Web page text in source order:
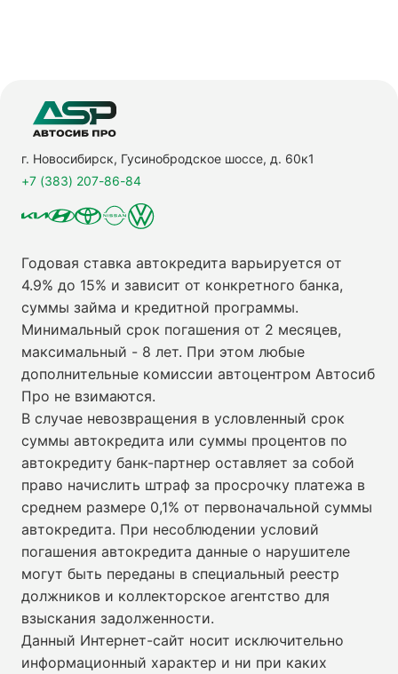
г. Новосибирск, Гусинобродское шоссе, д. 60к1
+7 (383) 207-86-84
Годовая ставка автокредита варьируется от
4.9% до 15% и зависит от конкретного банка,
суммы займа и кредитной программы.
Минимальный срок погашения от 2 месяцев,
максимальный - 8 лет. При этом любые
дополнительные комиссии автоцентром Автосиб
Про не взимаются.
В случае невозвращения в условленный срок
суммы автокредита или суммы процентов по
автокредиту банк-партнер оставляет за собой
право начислить штраф за просрочку платежа в
среднем размере 0,1% от первоначальной суммы
автокредита. При несоблюдении условий
погашения автокредита данные о нарушителе
могут быть переданы в специальный реестр
должников и коллекторское агентство для
взыскания задолженности.
Данный Интернет-сайт носит исключительно
информационный характер и ни при каких